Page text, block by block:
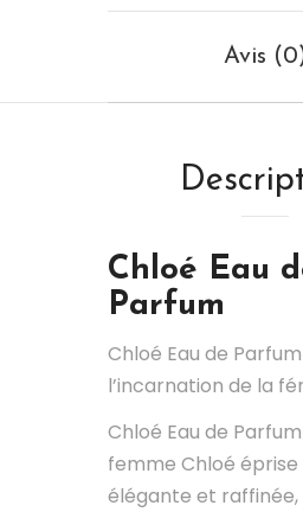
Avis
Chloé Eau
Parfum
Chloé Eau de Parfum
l’incarnation de la
Chloé Eau de
femme Chloé
élégante et raffinée,